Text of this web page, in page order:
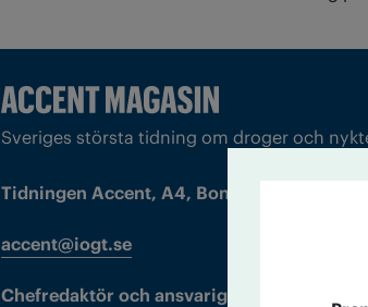
Sveriges största tidning om droger och
Tidningen Accent, A4, Bondegatan 21, 116
accent@iogt.se
Chefredaktör och ansvarig utgivare: Barbro